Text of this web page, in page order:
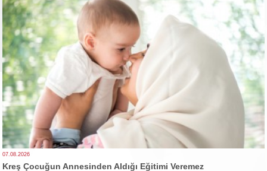
07.08.2026
Kreş Çocuğun Annesinden Aldığı Eğitimi Veremez